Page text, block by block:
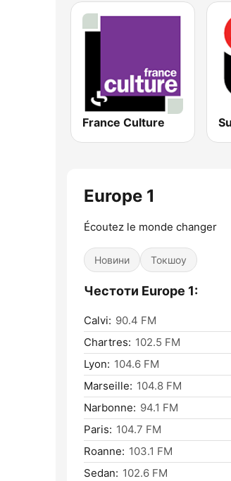
France Culture
Europe 1
Écoutez le monde changer
Новини Токшоу
Честоти Europe 1:
Calvi: 90.4 FM
Chartres: 102.5 FM
Lyon: 104.6 FM
Marseille: 104.8 FM
Narbonne: 94.1 FM
Paris: 104.7 FM
Roanne: 103.1 FM
Sedan: 102.6 FM